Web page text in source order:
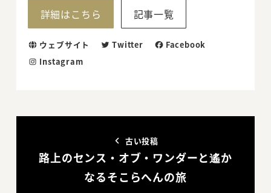
詳細はこちら 記事一覧
ウェブサイト Twitter
Facebook
Instagram
古い投稿
路上のセンス・オブ・ワンダーと遙か
なるそこらへんの旅